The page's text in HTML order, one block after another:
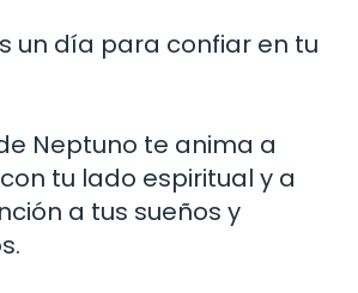
un día para confiar en tu
Neptuno te anima a
tu lado espiritual y a
a tus sueños y